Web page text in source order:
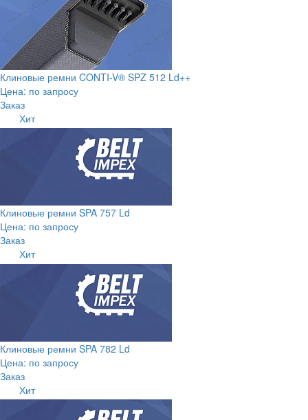
Клиновые ремни CONTI-V® SPZ 512 Ld++
Цена: по запросу
Заказ
Хит
Клиновые ремни SPA 757 Ld
Цена: по запросу
Заказ
Хит
Клиновые ремни SPA 782 Ld
Цена: по запросу
Заказ
Хит